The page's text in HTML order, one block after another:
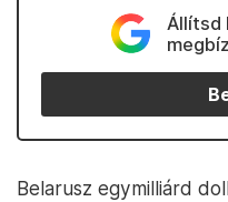
Állítsd
Belarusz egymilliárd